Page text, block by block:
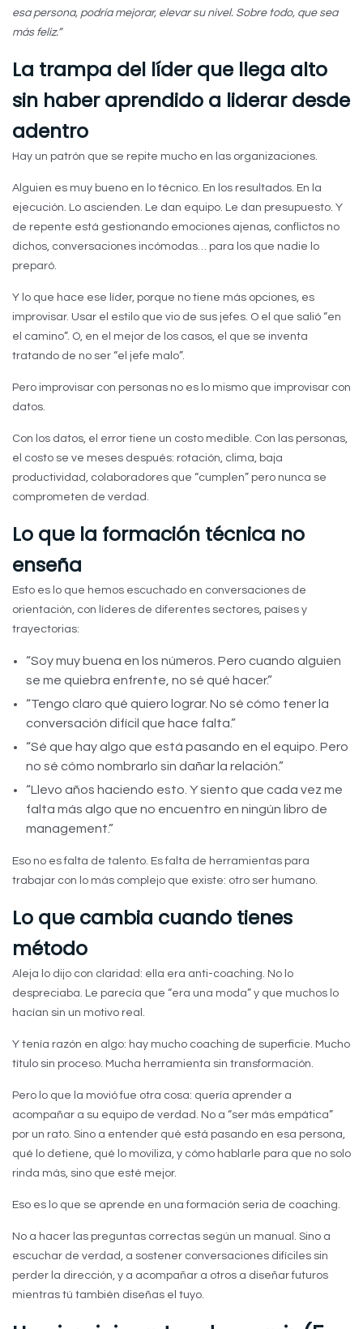
esa persona, podría mejorar, elevar su nivel. Sobre todo, que sea
más feliz.”
La trampa del líder que llega alto
sin haber aprendido a liderar desde
adentro
Hay un patrón que se repite mucho en las organizaciones.
Alguien es muy bueno en lo técnico. En los resultados. En la
ejecución. Lo ascienden. Le dan equipo. Le dan presupuesto. Y
de repente está gestionando emociones ajenas, conflictos no
dichos, conversaciones incómodas… para los que nadie lo
preparó.
Y lo que hace ese líder, porque no tiene más opciones, es
improvisar. Usar el estilo que vio de sus jefes. O el que salió “en
el camino”. O, en el mejor de los casos, el que se inventa
tratando de no ser “el jefe malo”.
Pero improvisar con personas no es lo mismo que improvisar con
datos.
Con los datos, el error tiene un costo medible. Con las personas,
el costo se ve meses después: rotación, clima, baja
productividad, colaboradores que “cumplen” pero nunca se
comprometen de verdad.
Lo que la formación técnica no
enseña
Esto es lo que hemos escuchado en conversaciones de
orientación, con líderes de diferentes sectores, países y
trayectorias:
“Soy muy buena en los números. Pero cuando alguien
se me quiebra enfrente, no sé qué hacer.”
“Tengo claro qué quiero lograr. No sé cómo tener la
conversación difícil que hace falta.”
“Sé que hay algo que está pasando en el equipo. Pero
no sé cómo nombrarlo sin dañar la relación.”
“Llevo años haciendo esto. Y siento que cada vez me
falta más algo que no encuentro en ningún libro de
management.”
Eso no es falta de talento. Es falta de herramientas para
trabajar con lo más complejo que existe: otro ser humano.
Lo que cambia cuando tienes
método
Aleja lo dijo con claridad: ella era anti-coaching. No lo
despreciaba. Le parecía que “era una moda” y que muchos lo
hacían sin un motivo real.
Y tenía razón en algo: hay mucho coaching de superficie. Mucho
título sin proceso. Mucha herramienta sin transformación.
Pero lo que la movió fue otra cosa: quería aprender a
acompañar a su equipo de verdad. No a “ser más empática”
por un rato. Sino a entender qué está pasando en esa persona,
qué lo detiene, qué lo moviliza, y cómo hablarle para que no solo
rinda más, sino que esté mejor.
Eso es lo que se aprende en una formación seria de coaching.
No a hacer las preguntas correctas según un manual. Sino a
escuchar de verdad, a sostener conversaciones difíciles sin
perder la dirección, y a acompañar a otros a diseñar futuros
mientras tú también diseñas el tuyo.